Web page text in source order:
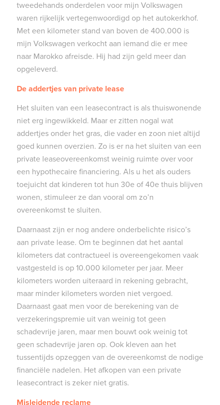
tweedehands onderdelen voor mijn Volkswagen
waren rijkelijk vertegenwoordigd op het autokerkhof.
Met een kilometer stand van boven de 400.000 is
mijn Volkswagen verkocht aan iemand die er mee
naar Marokko afreisde. Hij had zijn geld meer dan
opgeleverd.
De addertjes van private lease
Het sluiten van een leasecontract is als thuiswonende
niet erg ingewikkeld. Maar er zitten nogal wat
addertjes onder het gras, die vader en zoon niet altijd
goed kunnen overzien. Zo is er na het sluiten van een
private leaseovereenkomst weinig ruimte over voor
een hypothecaire financiering. Als u het als ouders
toejuicht dat kinderen tot hun 30e of 40e thuis blijven
wonen, stimuleer ze dan vooral om zo’n
overeenkomst te sluiten.
Daarnaast zijn er nog andere onderbelichte risico’s
aan private lease. Om te beginnen dat het aantal
kilometers dat contractueel is overeengekomen vaak
vastgesteld is op 10.000 kilometer per jaar. Meer
kilometers worden uiteraard in rekening gebracht,
maar minder kilometers worden niet vergoed.
Daarnaast gaat men voor de berekening van de
verzekeringspremie uit van weinig tot geen
schadevrije jaren, maar men bouwt ook weinig tot
geen schadevrije jaren op. Ook kleven aan het
tussentijds opzeggen van de overeenkomst de nodige
financiële nadelen. Het afkopen van een private
leasecontract is zeker niet gratis.
Misleidende reclame